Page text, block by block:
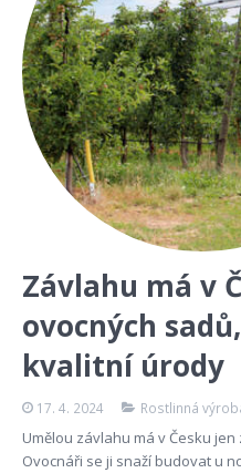
Závlahu má v
ovocných
kvalitní úrody
17. 4. 2024 Rostlinná
Umělou závlahu má v Česku
Ovocnáři se ji snaží budovat u